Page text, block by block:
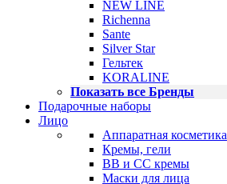
NEW LINE
Richenna
Sante
Silver Star
Гельтек
KORALINE
Показать все Бренды
Подарочные наборы
Лицо
Аппаратная косметика
Кремы, гели
BB и CC кремы
Маски для лица